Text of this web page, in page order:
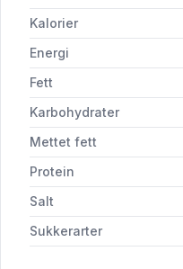
Kalorier
Energi
Fett
Karbohydrater
Mettet fett
Protein
Salt
Sukkerarter